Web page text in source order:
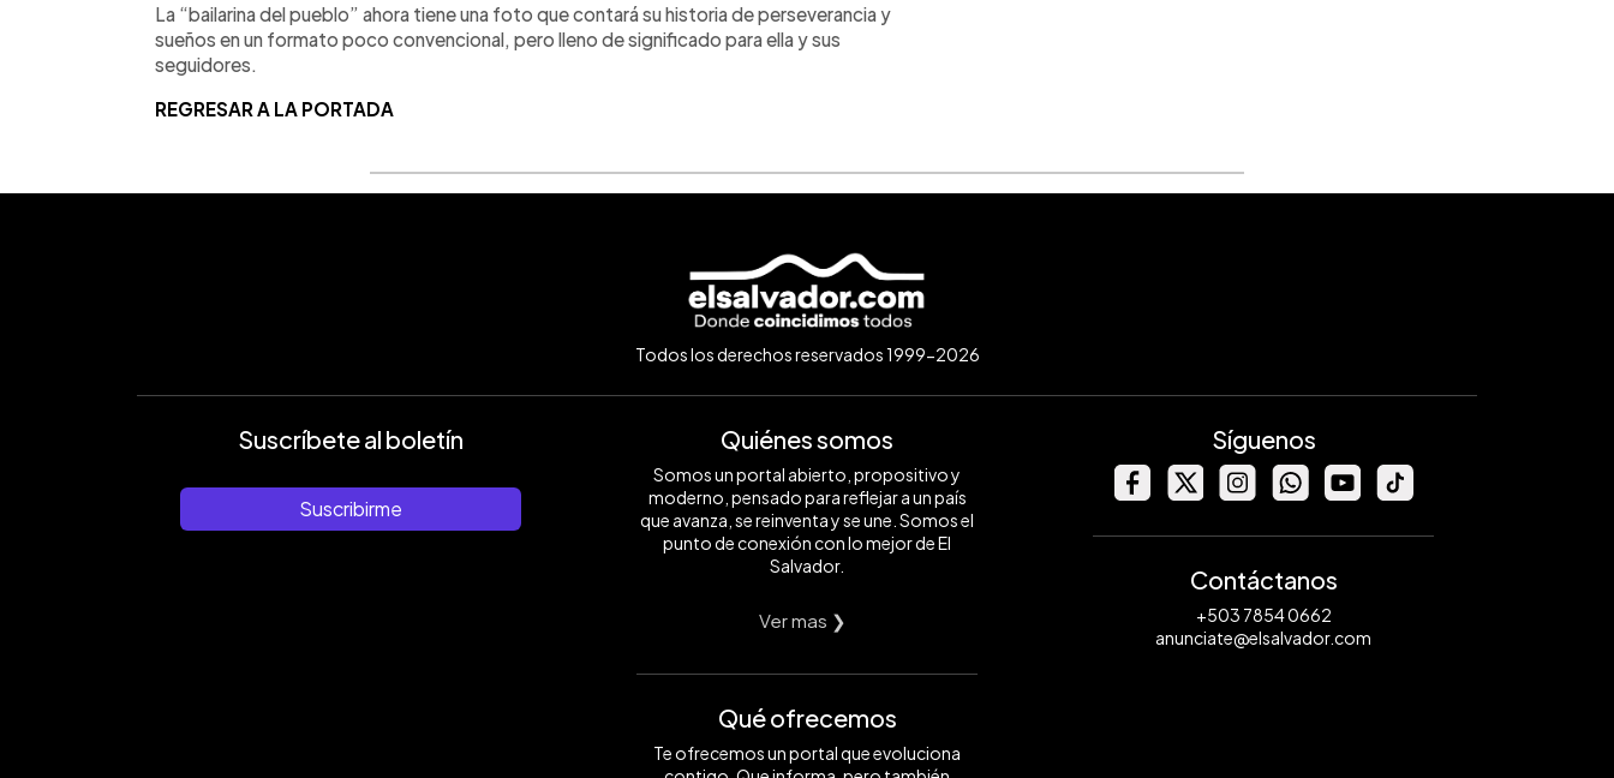
La “bailarina del pueblo” ahora tiene una foto que contará su historia de perseverancia y
sueños en un formato poco convencional, pero lleno de significado para ella y sus
seguidores.
REGRESAR A LA PORTADA
Todos los derechos reservados 1999-2026
Suscríbete al boletín
Suscribirme
Quiénes somos
Somos un portal abierto, propositivo y
moderno, pensado para reflejar a un país
que avanza, se reinventa y se une. Somos el
punto de conexión con lo mejor de El
Salvador.
Ver mas ❯
Qué ofrecemos
Te ofrecemos un portal que evoluciona
Síguenos
Contáctanos
+503 7854 0662
anunciate@elsalvador.com